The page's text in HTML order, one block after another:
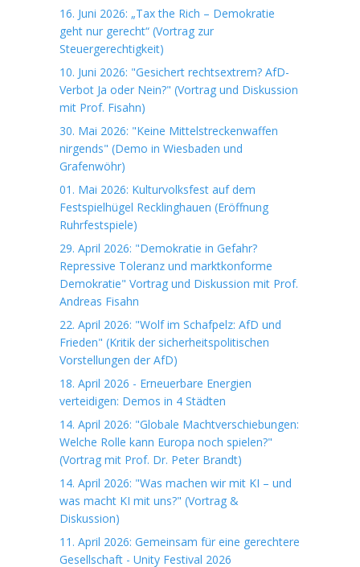
16. Juni 2026: „Tax the Rich – Demokratie
geht nur gerecht“ (Vortrag zur
Steuergerechtigkeit)
10. Juni 2026: "Gesichert rechtsextrem? AfD-
Verbot Ja oder Nein?" (Vortrag und Diskussion
mit Prof. Fisahn)
30. Mai 2026: "Keine Mittelstreckenwaffen
nirgends" (Demo in Wiesbaden und
Grafenwöhr)
01. Mai 2026: Kulturvolksfest auf dem
Festspielhügel Recklinghauen (Eröffnung
Ruhrfestspiele)
29. April 2026: "Demokratie in Gefahr?
Repressive Toleranz und marktkonforme
Demokratie" Vortrag und Diskussion mit Prof.
Andreas Fisahn
22. April 2026: "Wolf im Schafpelz: AfD und
Frieden" (Kritik der sicherheitspolitischen
Vorstellungen der AfD)
18. April 2026 - Erneuerbare Energien
verteidigen: Demos in 4 Städten
14. April 2026: "Globale Machtverschiebungen:
Welche Rolle kann Europa noch spielen?"
(Vortrag mit Prof. Dr. Peter Brandt)
14. April 2026: "Was machen wir mit KI – und
was macht KI mit uns?" (Vortrag &
Diskussion)
11. April 2026: Gemeinsam für eine gerechtere
Gesellschaft - Unity Festival 2026